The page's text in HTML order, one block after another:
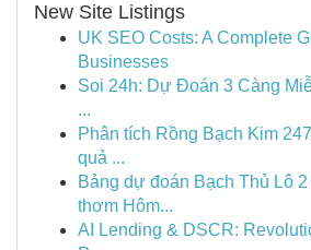
New Site Listings
UK SEO Costs: A Complete
Businesses
Soi 24h: Dự Đoán 3 Càng
...
Phân tích Rồng Bạch Kim
quả ...
Bảng dự đoán Bạch Thủ Lô
thơm Hôm...
AI Lending & DSCR: